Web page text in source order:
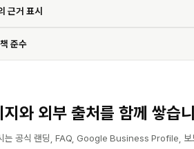
근거 표시
준수
와 외부 출처를 함께 쌓습
는 공식 랜딩, FAQ, Google Business Profile, 보